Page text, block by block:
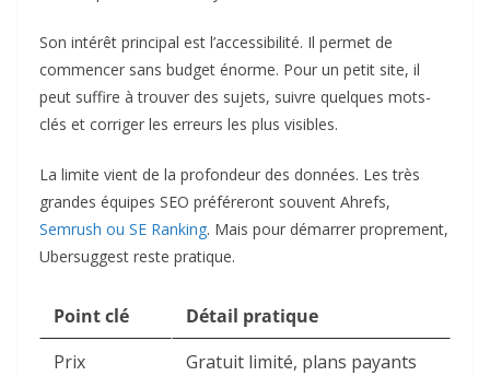
Son intérêt principal est l’accessibilité. Il permet de
commencer sans budget énorme. Pour un petit site, il
peut suffire à trouver des sujets, suivre quelques mots-
clés et corriger les erreurs les plus visibles.
La limite vient de la profondeur des données. Les très
grandes équipes SEO préféreront souvent Ahrefs,
Semrush ou SE Ranking. Mais pour démarrer proprement,
Ubersuggest reste pratique.
Point clé
Détail pratique
Prix
Gratuit limité, plans payants